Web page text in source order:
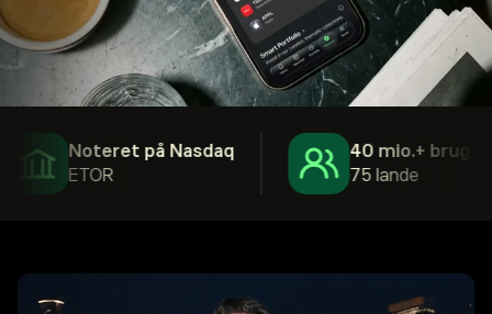
Noteret på Nasdaq
ETOR
40 mio.+ brugere
75 lande